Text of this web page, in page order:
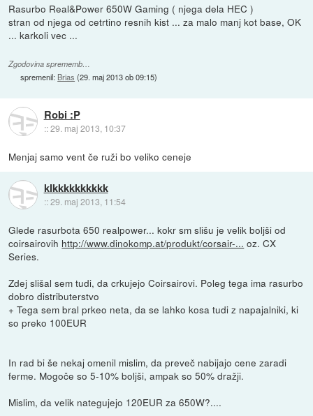
Rasurbo Real&Power 650W Gaming ( njega dela HEC )
stran od njega od cetrtino resnih kist ... za malo manj kot base, OK
... karkoli vec ...
Zgodovina sprememb…
spremenil: Brias (29. maj 2013 ob 09:15)
Robi :P
::29. maj 2013, 10:37
Menjaj samo vent če ruži bo veliko ceneje
klkkkkkkkkkk
::29. maj 2013, 11:54
Glede rasurbota 650 realpower... kokr sm slišu je velik boljši od
coirsairovih http://www.dinokomp.at/produkt/corsair-... oz. CX
Series.
Zdej slišal sem tudi, da crkujejo Coirsairovi. Poleg tega ima rasurbo
dobro distributerstvo
+ Tega sem bral prkeo neta, da se lahko kosa tudi z napajalniki, ki
so preko 100EUR
In rad bi še nekaj omenil mislim, da preveč nabijajo cene zaradi
ferme. Mogoče so 5-10% boljši, ampak so 50% dražji.
Mislim, da velik nategujejo 120EUR za 650W?....